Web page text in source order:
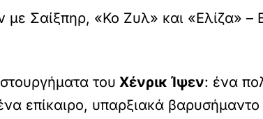
Σαίξπηρ, «Κο Ζυλ» και «Ελίζα» –
του Χένρικ Ίψεν: ένα
επίκαιρο, υπαρξιακά βαρυσήμαντο